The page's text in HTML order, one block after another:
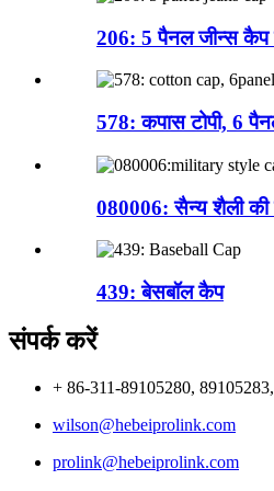
206: 5 पैनल जीन्स कैप
578: कपास टोपी, 6
080006: सैन्य शैली की
439: बेसबॉल कैप
संपर्क करें
+ 86-311-89105280,
wilson@hebeiprolink.com
prolink@hebeiprolink.com